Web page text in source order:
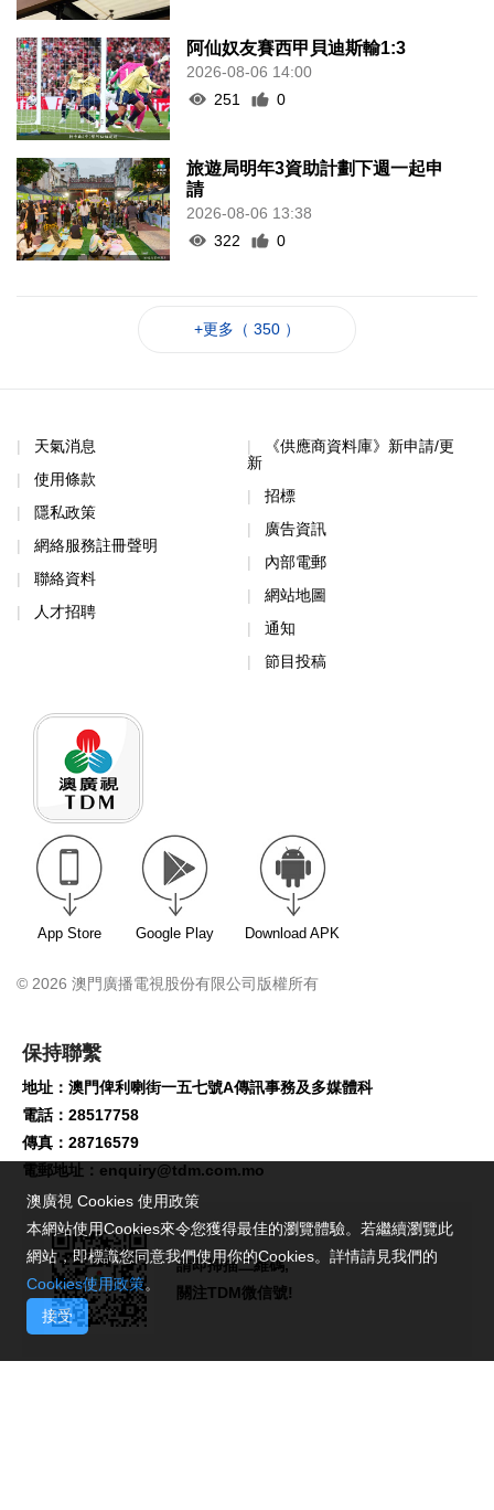
阿仙奴友賽西甲貝迪斯輸1:3
2026-08-06 14:00
251
0
旅遊局明年3資助計劃下週一起申
請
2026-08-06 13:38
322
0
+更多（ 350 ）
天氣消息
使用條款
隱私政策
網絡服務註冊聲明
聯絡資料
人才招聘
《供應商資料庫》新申請/更
新
招標
廣告資訊
內部電郵
網站地圖
通知
節目投稿
App Store Google Play Download APK
© 2026 澳門廣播電視股份有限公司版權所有
保持聯繫
地址：澳門俾利喇街一五七號A傳訊事務及多媒體科
電話：28517758
傳真：28716579
電郵地址： enquiry@tdm.com.mo
請即掃描二維碼,
關注TDM微信號!
澳廣視 Cookies 使用政策
本網站使用Cookies來令您獲得最佳的瀏覽體驗。若繼續瀏覽此
網站，即標識您同意我們使用你的Cookies。詳情請見我們的
Cookies使用政策。
接受